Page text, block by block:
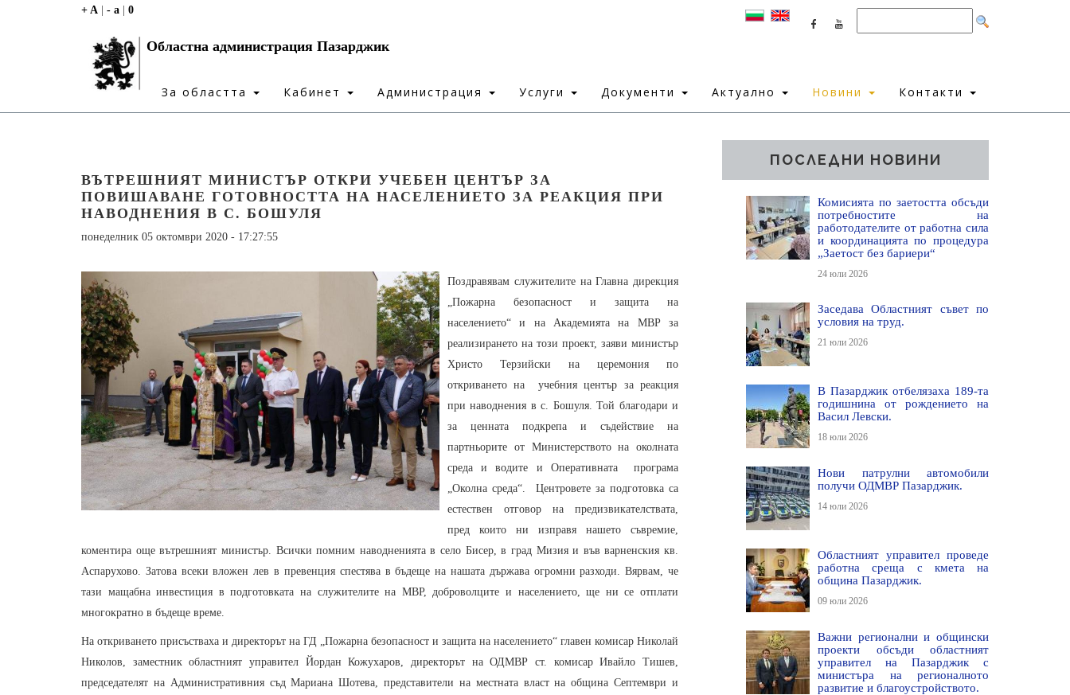
+ A - a 0
Областна администрация Пазарджик
За областта Кабинет Администрация Услуги Документи Актуално Новини Контакти
ВЪТРЕШНИЯТ МИНИСТЪР ОТКРИ УЧЕБЕН ЦЕНТЪР ЗА
ПОВИШАВАНЕ ГОТОВНОСТТА НА НАСЕЛЕНИЕТО ЗА РЕАКЦИЯ ПРИ
НАВОДНЕНИЯ В С. БОШУЛЯ
понеделник 05 октомври 2020 - 17:27:55
Поздравявам служителите на Главна дирекция
„Пожарна безопасност и защита на
населението“ и на Академията на МВР за
реализирането на този проект, заяви министър
Христо Терзийски на церемония по
откриването на учебния център за реакция
при наводнения в с. Бошуля. Той благодари и
за ценната подкрепа и съдействие на
партньорите от Министерството на околната
среда и водите и Оперативната програма
„Околна среда“. Центровете за подготовка са
естествен отговор на предизвикателствата,
пред които ни изправя нашето съвремие,
коментира още вътрешният министър. Всички помним наводненията в село Бисер, в град Мизия и във варненския кв.
Аспарухово. Затова всеки вложен лев в превенция спестява в бъдеще на нашата държава огромни разходи. Вярвам, че
тази мащабна инвестиция в подготовката на служителите на МВР, доброволците и населението, ще ни се отплати
многократно в бъдеще време.
На откриването присъстваха и директорът на ГД „Пожарна безопасност и защита на населението“ главен комисар Николай
Николов, заместник областният управител Йордан Кожухаров, директорът на ОДМВР ст. комисар Ивайло Тишев,
председателят на Административния съд Мариана Шотева, представители на местната власт на община Септември и
ПОСЛЕДНИ НОВИНИ
Комисията по заетостта обсъди
потребностите на
работодателите от работна сила
и координацията по процедура
„Заетост без бариери“
24 юли 2026
Заседава Областният съвет по
условия на труд.
21 юли 2026
В Пазарджик отбелязаха 189-та
годишнина от рождението на
Васил Левски.
18 юли 2026
Нови патрулни автомобили
получи ОДМВР Пазарджик.
14 юли 2026
Областният управител проведе
работна среща с кмета на
община Пазарджик.
09 юли 2026
Важни регионални и общински
проекти обсъди областният
управител на Пазарджик с
министъра на регионалното
развитие и благоустройството.